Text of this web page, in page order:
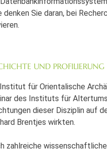
denken Sie daran, bei
UND PROFILIERUNG
für Orientalische
des Instituts für
dieser Disziplin auf
Brentjes wirkten.
zahlreiche